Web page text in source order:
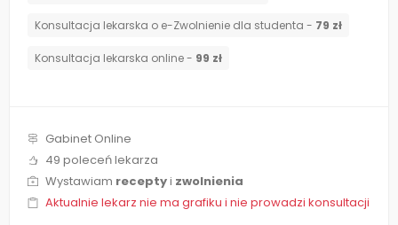
Konsultacja lekarska o e-Zwolnienie dla studenta - 79 zł
Konsultacja lekarska online - 99 zł
Gabinet Online
49 poleceń lekarza
Wystawiam receptyi zwolnienia
Aktualnie lekarz nie ma grafiku i nie prowadzi konsultacji